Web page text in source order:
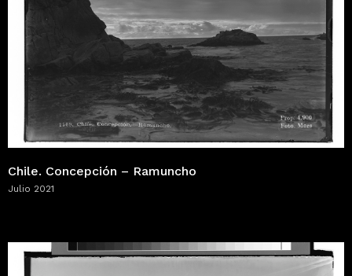
Chile. Concepción – Ramuncho
Julio 2021